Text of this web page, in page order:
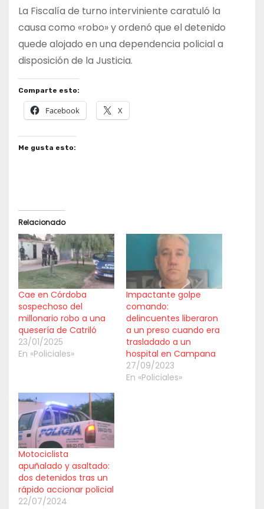
La Fiscalía de turno interviniente caratuló la
causa como «robo» y ordenó que el detenido
quede alojado en una dependencia policial a
disposición de la Justicia.
Comparte esto:
Facebook X
Me gusta esto:
Relacionado
Cae en Córdoba
sospechoso del
millonario robo a una
quesería de Catriló
23/01/2025
En «Policiales»
Impactante golpe
comando:
delincuentes liberaron
a un preso cuando era
trasladado a un
hospital en Campana
27/09/2023
En «Policiales»
Motociclista
apuñalado y asaltado:
dos detenidos tras un
rápido accionar policial
22/07/2024